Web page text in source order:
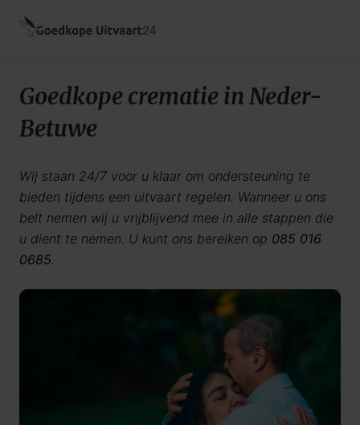
Goedkope crematie in Neder-
Betuwe
Wij staan 24/7 voor u klaar om ondersteuning te
bieden tijdens een uitvaart regelen. Wanneer u ons
belt nemen wij u vrijblijvend mee in alle stappen die
u dient te nemen. U kunt ons bereiken op 085 016
0685.